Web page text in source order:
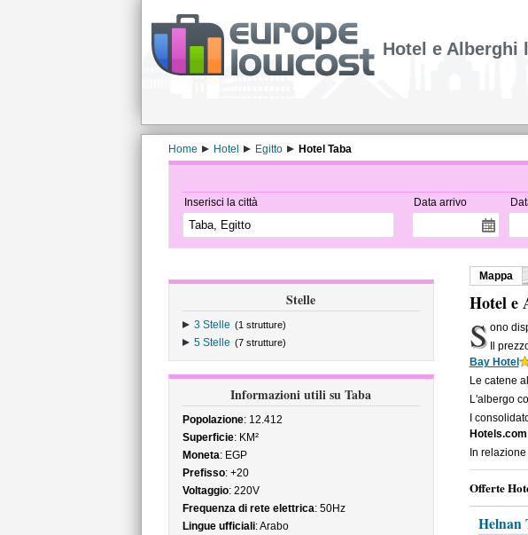
Hotel e Alberghi
Home Hotel Egitto Hotel Taba
Inserisci la città Data arrivo
Stelle
3 Stelle (1 strutture)
5 Stelle (7 strutture)
Informazioni utili su Taba
Popolazione: 12.412
Superficie: KM²
Moneta: EGP
Prefisso: +20
Voltaggio: 220V
Frequenza di rete elettrica: 50Hz
Lingue ufficiali: Arabo
Mappa
Hotel e
S ono
Il
Bay Hotel
Le catene
L'albergo
I
Hotels.com
In
Offerte
Helnan